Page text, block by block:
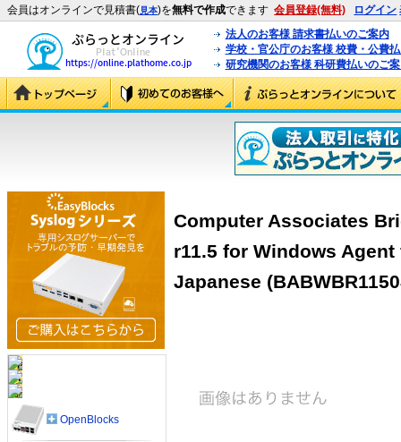
会員はオンラインで見積書(見本)を無料で作成できます 会員登録(無料) ログイン
法人のお客様 請求書払いのご案内
学校・官公庁のお客様 校費・公費
研究機関のお客様 科研費払いのご
Computer Associates
r11.5 for Windows
Japanese
OpenBlocks